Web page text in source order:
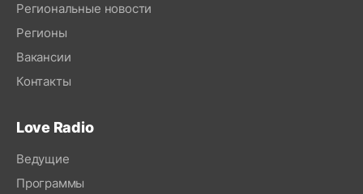
Региональные новости
Регионы
Вакансии
Контакты
Love Radio
Ведущие
Программы